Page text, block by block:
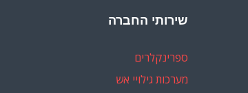
שירותי החברה
ספרינקלרים
מערכות גילויי אש